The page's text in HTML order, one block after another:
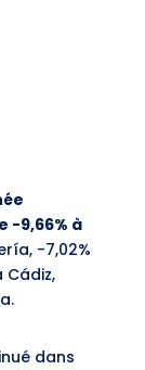
-9,66% à
-7,02%
Cádiz,
dans